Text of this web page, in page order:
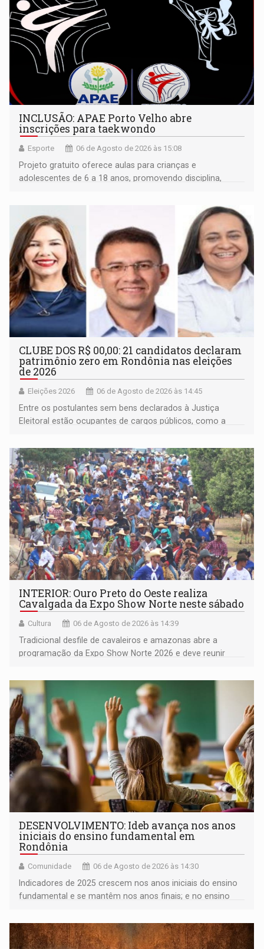
INCLUSÃO: APAE Porto Velho abre
inscrições para taekwondo
Esporte 06 de Agosto de 2026 às 15:08
Projeto gratuito oferece aulas para crianças e
adolescentes de 6 a 18 anos, promovendo disciplina,
CLUBE DOS R$ 00,00: 21 candidatos declaram
patrimônio zero em Rondônia nas eleições
de 2026
Eleições 2026 06 de Agosto de 2026 às 14:45
Entre os postulantes sem bens declarados à Justiça
Eleitoral estão ocupantes de cargos públicos, como a
Pedro Geovar (PP) e a vice-prefeita Magna dos Anjos
(NOVO)
INTERIOR: Ouro Preto do Oeste realiza
Cavalgada da Expo Show Norte neste sábado
Cultura 06 de Agosto de 2026 às 14:39
Tradicional desfile de cavaleiros e amazonas abre a
programação da Expo Show Norte 2026 e deve reunir
DESENVOLVIMENTO: Ideb avança nos anos
iniciais do ensino fundamental em
Rondônia
Comunidade 06 de Agosto de 2026 às 14:30
Indicadores de 2025 crescem nos anos iniciais do ensino
fundamental e se mantêm nos anos finais; e no ensino